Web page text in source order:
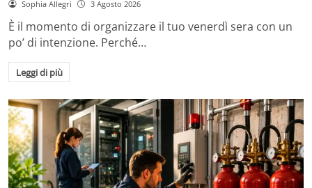
Sophia Allegri 3 Agosto 2026
È il momento di organizzare il tuo venerdì sera con un
po’ di intenzione. Perché…
Leggi di più